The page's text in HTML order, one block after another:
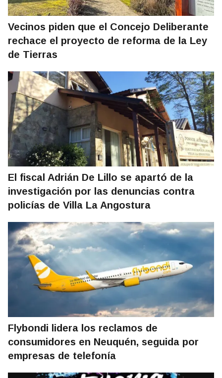
Vecinos piden que el Concejo Deliberante
rechace el proyecto de reforma de la Ley
de Tierras
El fiscal Adrián De Lillo se apartó de la
investigación por las denuncias contra
policías de Villa La Angostura
Flybondi lidera los reclamos de
consumidores en Neuquén, seguida por
empresas de telefonía